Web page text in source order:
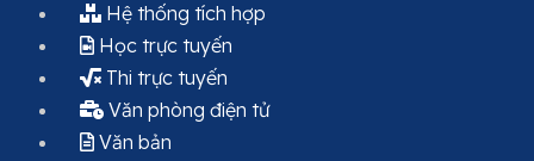
Hệ thống tích hợp
Học trực tuyến
Thi trực tuyến
Văn phòng điện tử
Văn bản